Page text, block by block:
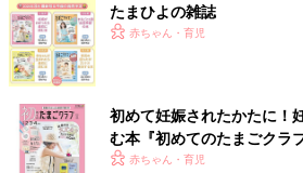
たまひよの雑誌
赤ちゃん・育児
初めて妊娠されたかたに！
む本『初めてのたまごクラ
赤ちゃん・育児